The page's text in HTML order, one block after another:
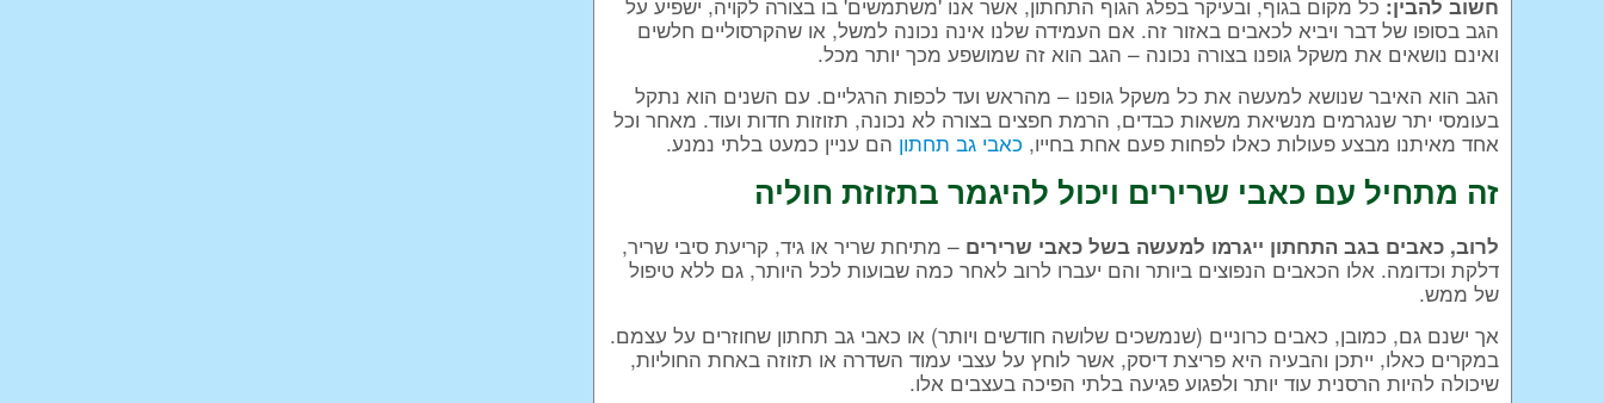
חשוב להבין:
הגב בסופו של דבר ויביא לכאבים באזור זה. אם העמידה שלנו אינה נכונה למשל, או שהקרסוליים חלשים
ואינם נושאים את משקל גופנו בצורה נכונה – הגב הוא זה שמושפע מכך יותר מכל.
הגב הוא האיבר שנושא למעשה את כל משקל גופנו – מהראש ועד לכפות הרגליים. עם השנים הוא נתקל
בעומסי יתר שנגרמים מנשיאת משאות כבדים, הרמת חפצים בצורה לא נכונה, תזוזות חדות ועוד. מאחר וכל
אחד מאיתנו מבצע פעולות כאלו לפחות פעם אחת בחייו, כאבי גב תחתון הם עניין כמעט בלתי נמנע.
זה מתחיל עם כאבי שרירים ויכול להיגמר בתזוזת חוליה
לרוב, כאבים בגב התחתון ייגרמו למעשה בשל כאבי שרירים – מתיחת שריר או גיד, קריעת סיבי שריר,
דלקת וכדומה. אלו הכאבים הנפוצים ביותר והם יעברו לרוב לאחר כמה שבועות לכל היותר, גם ללא טיפול
של ממש.
אך ישנם גם, כמובן, כאבים כרוניים (שנמשכים שלושה חודשים ויותר) או כאבי גב תחתון שחוזרים על עצמם.
במקרים כאלו, ייתכן והבעיה היא פריצת דיסק, אשר לוחץ על עצבי עמוד השדרה או תזוזה באחת החוליות,
שיכולה להיות הרסנית עוד יותר ולפגוע פגיעה בלתי הפיכה בעצבים אלו.